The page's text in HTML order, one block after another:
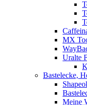
MX
Uralte
Bastelecke,
Meine